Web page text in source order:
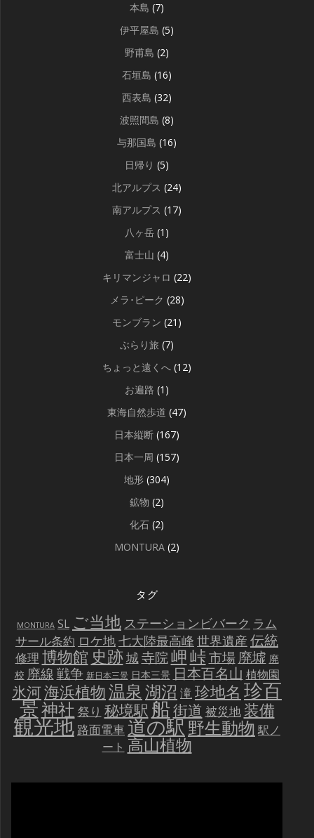
本島 (7)
伊平屋島 (5)
野甫島 (2)
石垣島 (16)
西表島 (32)
波照間島 (8)
与那国島 (16)
日帰り (5)
北アルプス (24)
南アルプス (17)
八ヶ岳 (1)
富士山 (4)
キリマンジャロ (22)
メラ･ピーク (28)
モンブラン (21)
ぶらり旅 (7)
ちょっと遠くへ (12)
お遍路 (1)
東海自然歩道 (47)
日本縦断 (167)
日本一周 (157)
地形 (304)
鉱物 (2)
化石 (2)
MONTURA (2)
タグ
MONTURA SL ご当地 ステーションビバーク ラム
サール条約 ロケ地七大陸最高峰 世界遺産 伝統
修理 博物館 史跡城寺院岬峠市場 廃墟 廃
校 廃線戦争 新日本三景 日本三景 日本百名山 植物園
氷河海浜植物温泉湖沼 滝珍地名 珍百
景神社 祭り 秘境駅船街道 被災地 装備
観光地 路面電車道の駅野生動物 駅ノ
ート 高山植物